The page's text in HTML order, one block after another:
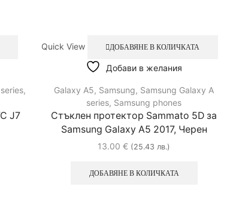
,
J7
Quick View ДОБАВЯНЕ В КОЛИЧКАТА
Добави в желания
Galaxy A5, Samsung, Samsung Galaxy A
series, Samsung phones
Стъклен протектор Sammato 5D за
Samsung Galaxy A5 2017, Черен
13.00€ (25.43 лв.)
ДОБАВЯНЕ В КОЛИЧКАТА